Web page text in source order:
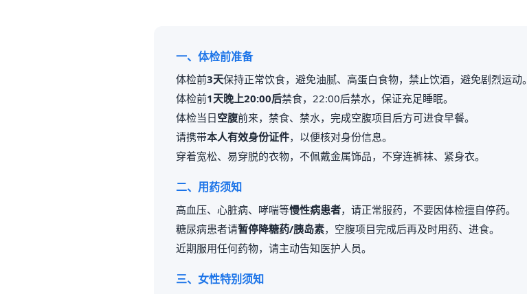
一、体检前准备
体检前3天保持正常饮食，避免油腻、高蛋白食物，禁止饮酒，避免剧烈运动。
体检前1天晚上20:00后禁食，22:00后禁水，保证充足睡眠。
体检当日空腹前来，禁食、禁水，完成空腹项目后方可进食早餐。
请携带本人有效身份证件，以便核对身份信息。
穿着宽松、易穿脱的衣物，不佩戴金属饰品，不穿连裤袜、紧身衣。
二、用药须知
高血压、心脏病、哮喘等慢性病患者，请正常服药，不要因体检擅自停药。
糖尿病患者请暂停降糖药/胰岛素，空腹项目完成后再及时用药、进食。
近期服用任何药物，请主动告知医护人员。
三、女性特别须知